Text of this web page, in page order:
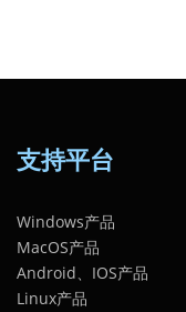
支持平台
Windows产品
MacOS产品
Android、IOS产品
Linux产品